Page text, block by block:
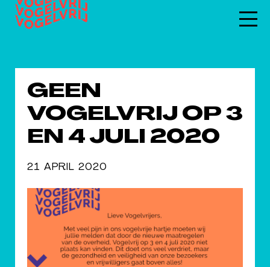
GEEN
VOGELVRIJ OP 3
EN 4 JULI 2020
21 APRIL 2020